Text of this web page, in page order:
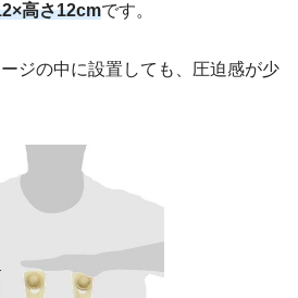
高さ12cmです。
ジの中に設置しても、圧迫感が少